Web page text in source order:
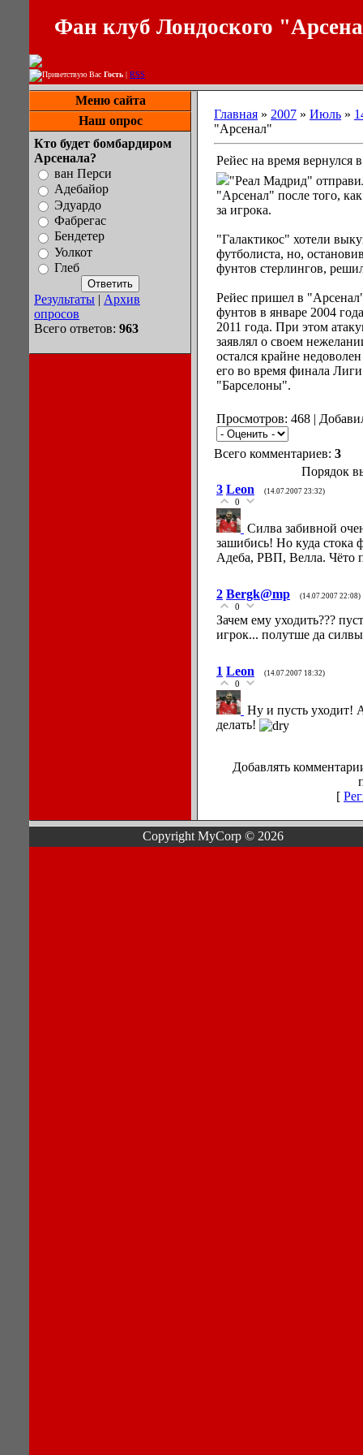
Фан клуб Лондоского
Приветствую Вас Гость | RSS
Меню сайта
Наш опрос
Кто будет бомбардиром
Арсенала?
ван Перси
Адебайор
Эдуардо
Фабрегас
Бендетер
Уолкот
Глеб
Результаты | Архив
опросов
Всего ответов: 963
Главная » 2007 » Июль »
"Арсенал"
Рейес на время вернулся
"Реал Мадрид"
"Арсенал" после того,
за игрока.
"Галактикос" хотели
футболиста, но,
фунтов стерлингов,
Рейес пришел в
фунтов в январе 2004
2011 года. При этом
заявлял о своем
остался крайне
его во время финала
"Барселоны".
Просмотров: 468 |
Всего комментариев: 3
Порядок
3 Leon (14.07.2007 23:32)
0
Силва забивной
зашибись! Но куда стока
Адеба, РВП, Велла. Чёто
2 Bergk@mp (14.07.2007 22:08)
0
Зачем ему уходить???
игрок... полутше да
1 Leon (14.07.2007 18:32)
0
Ну и пусть уходит!
делать!
Добавлять
[
Copyright MyCorp © 2026